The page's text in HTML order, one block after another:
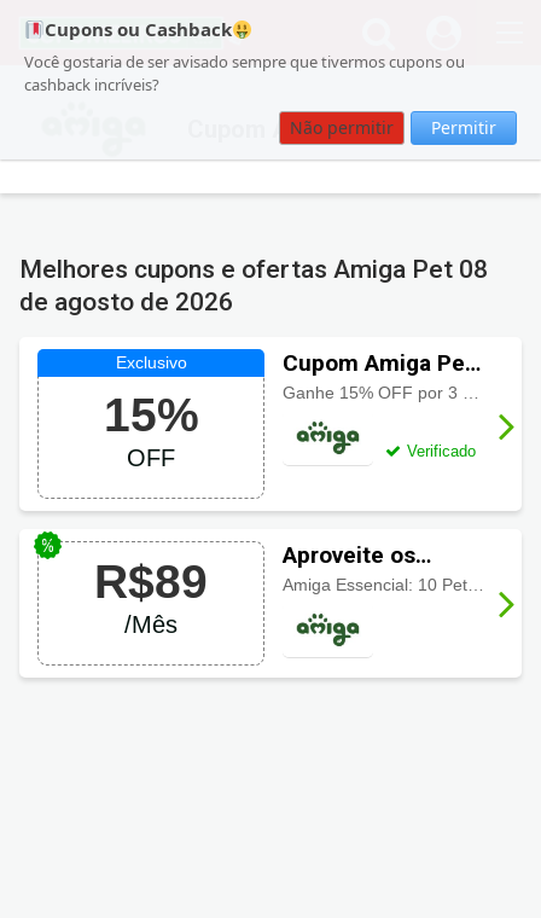
Cupons ou Cashback
Você gostaria de ser avisado sempre que tivermos cupons ou
cashback incríveis?
Não permitir Permitir
Cupom Amiga Pet
Melhores cupons e ofertas Amiga Pet 08
de agosto de 2026
15%
OFF
Cupom Amiga Pet
15% de desconto
Verificado
R$89
/Mês
Aproveite os
descontos Amiga
Pet